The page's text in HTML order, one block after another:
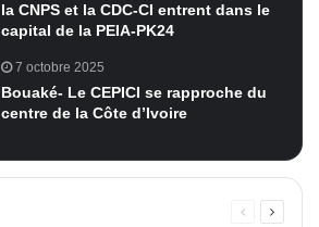
la CNPS et la CDC-CI entrent dans le
capital de la PEIA-PK24
7 octobre 2025
Bouaké- Le CEPICI se rapproche du
centre de la Côte d’Ivoire
PagePage